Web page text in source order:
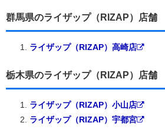
群馬県のライザップ（RIZAP）店舗
ライザップ（RIZAP）高崎店
栃木県のライザップ（RIZAP）店舗
ライザップ（RIZAP）小山店
ライザップ（RIZAP）宇都宮